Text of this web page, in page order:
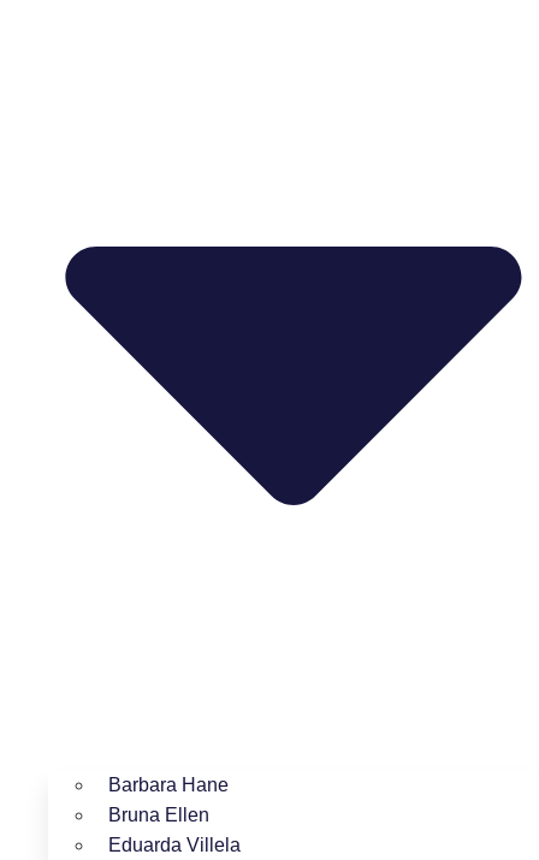
Barbara Hane
Bruna Ellen
Eduarda Villela